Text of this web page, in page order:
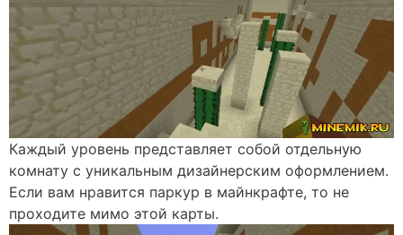
Каждый уровень представляет собой отдельную
комнату с уникальным дизайнерским оформлением.
Если вам нравится паркур в майнкрафте, то не
проходите мимо этой карты.